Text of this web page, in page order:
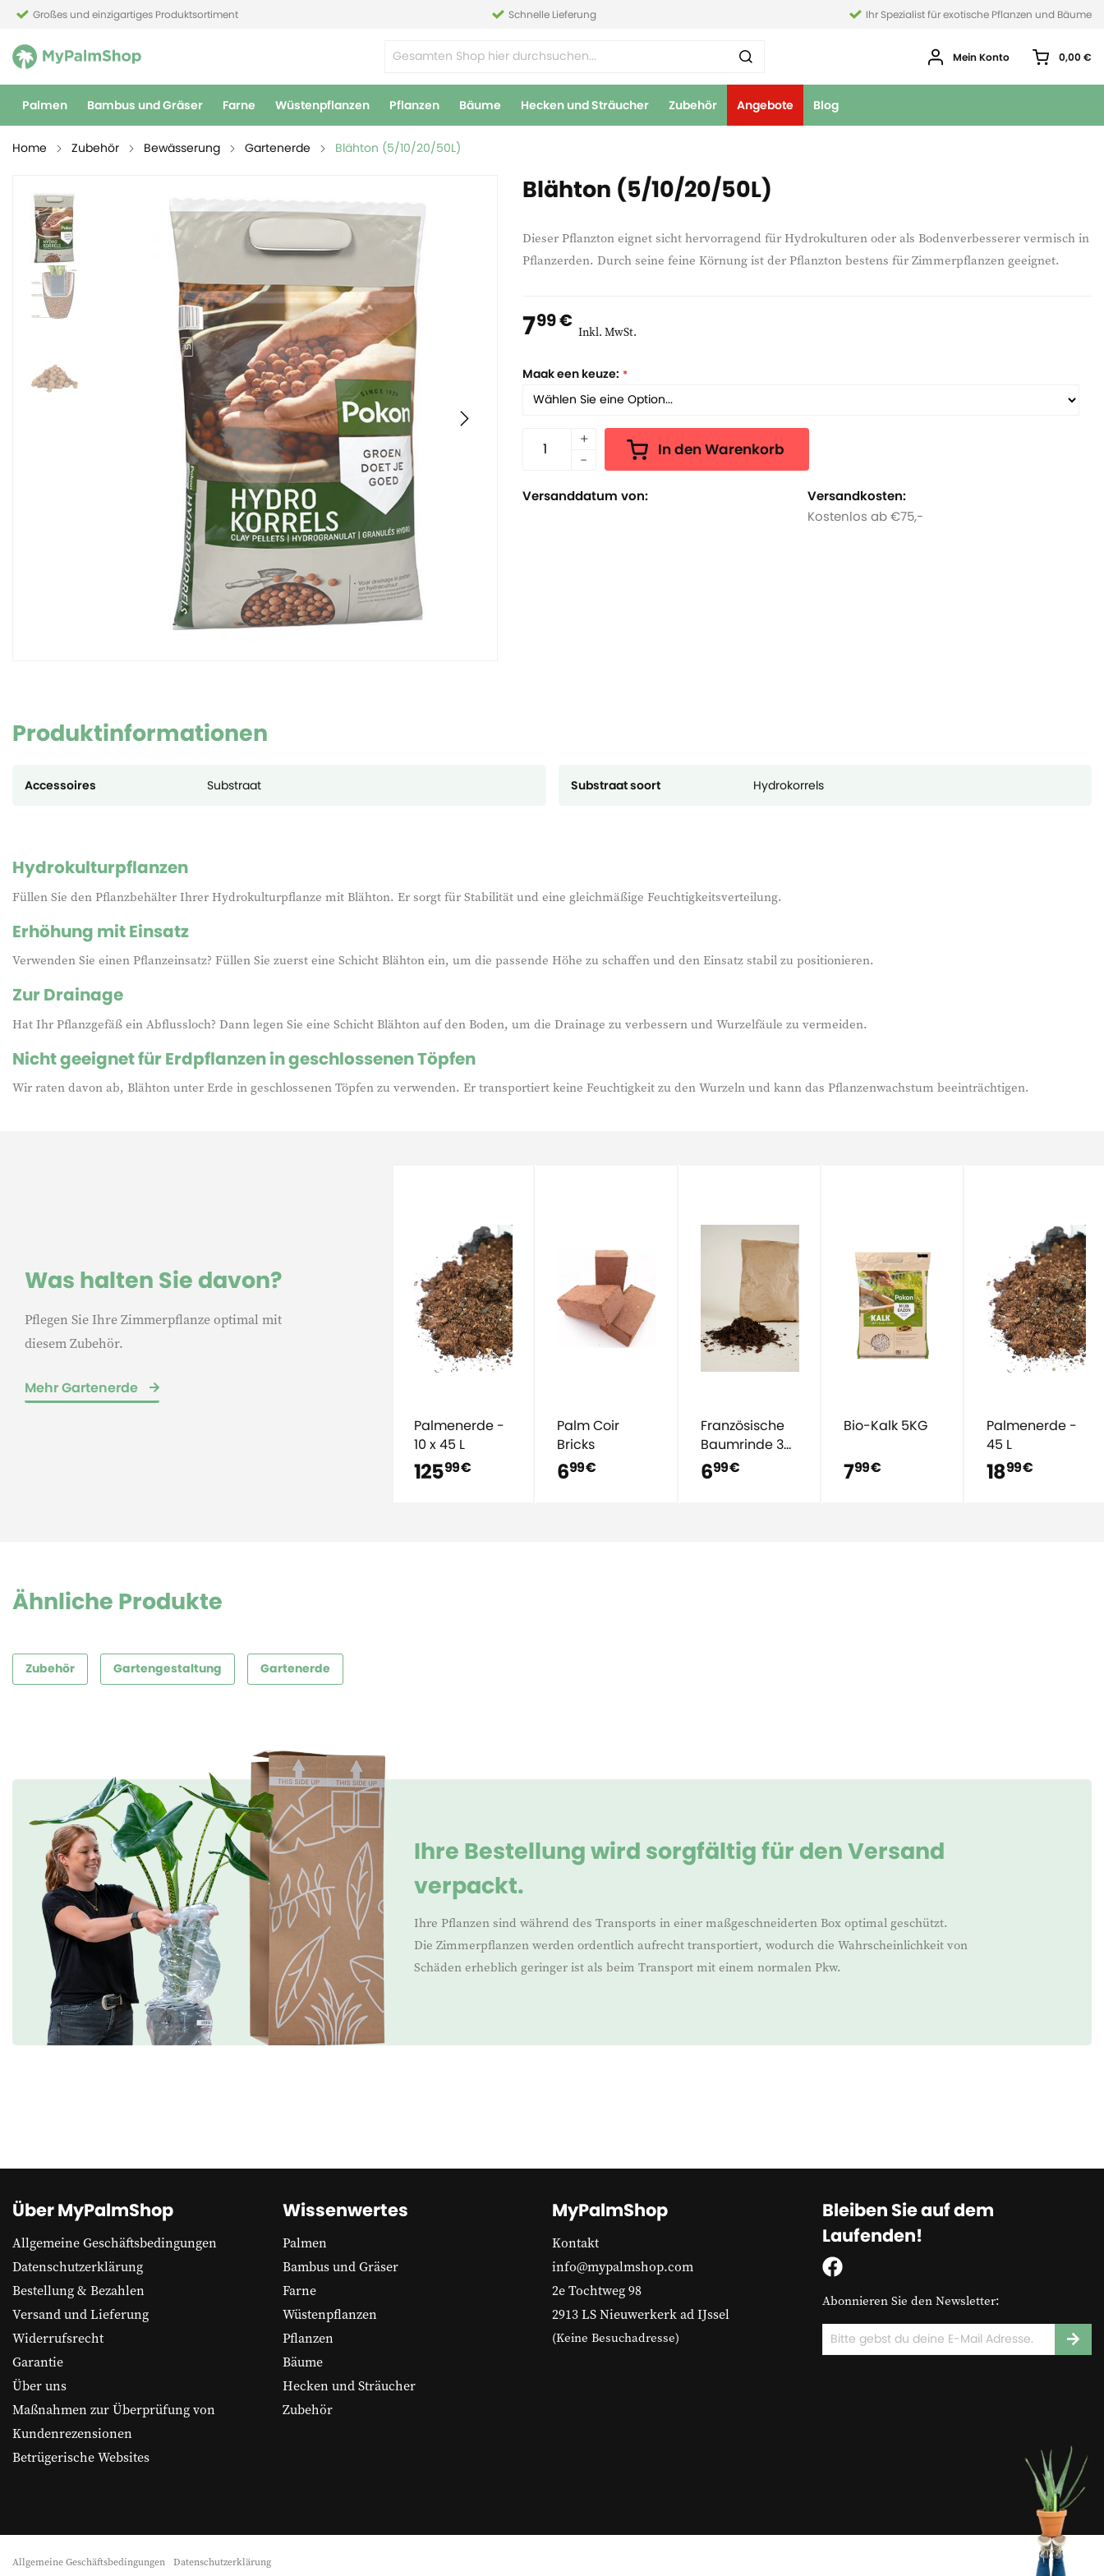
Großes und einzigartiges Produktsortiment Schnelle Lieferung Ihr Spezialist für exotische Pflanzen und Bäume
Mein Konto 0,00 €
Palmen Bambus und Gräser Farne Wüstenpflanzen Pflanzen Bäume Hecken und Sträucher Zubehör Angebote Blog
Home Zubehör Bewässerung Gartenerde Blähton (5/10/20/50L)
Blähton (5/10/20/50L)
Dieser Pflanzton eignet sicht hervorragend für Hydrokulturen oder als Bodenverbesserer vermisch in
Pflanzerden. Durch seine feine Körnung ist der Pflanzton bestens für Zimmerpflanzen geeignet.
799 € Inkl. MwSt.
Maak een keuze:
In den Warenkorb
Versanddatum von:
Versandkosten:
Kostenlos ab €75,-
Produktinformationen
Accessoires Substraat Substraat soort Hydrokorrels
Was halten Sie davon?
Pflegen Sie Ihre Zimmerpflanze optimal mit
diesem Zubehör.
Mehr Gartenerde
Palmenerde -
10 x 45 L
12599 €
Palm Coir
Bricks
699 €
Französische
Baumrinde 3
Liter
699 €
Bio-Kalk 5KG
799 €
Palmenerde -
45 L
1899 €
Ähnliche Produkte
Zubehör Gartengestaltung Gartenerde
Hydrokulturpflanzen
Füllen Sie den Pflanzbehälter Ihrer Hydrokulturpflanze mit Blähton. Er sorgt für Stabilität und eine gleichmäßige Feuchtigkeitsverteilung.
Erhöhung mit Einsatz
Verwenden Sie einen Pflanzeinsatz? Füllen Sie zuerst eine Schicht Blähton ein, um die passende Höhe zu schaffen und den Einsatz stabil zu positionieren.
Zur Drainage
Hat Ihr Pflanzgefäß ein Abflussloch? Dann legen Sie eine Schicht Blähton auf den Boden, um die Drainage zu verbessern und Wurzelfäule zu vermeiden.
Nicht geeignet für Erdpflanzen in geschlossenen Töpfen
Wir raten davon ab, Blähton unter Erde in geschlossenen Töpfen zu verwenden. Er transportiert keine Feuchtigkeit zu den Wurzeln und kann das Pflanzenwachstum beeinträchtigen.
Ihre Bestellung wird sorgfältig für den Versand
verpackt.
Ihre Pflanzen sind während des Transports in einer maßgeschneiderten Box optimal geschützt.
Die Zimmerpflanzen werden ordentlich aufrecht transportiert, wodurch die Wahrscheinlichkeit von
Schäden erheblich geringer ist als beim Transport mit einem normalen Pkw.
Über MyPalmShop
Allgemeine Geschäftsbedingungen
Datenschutzerklärung
Bestellung & Bezahlen
Versand und Lieferung
Widerrufsrecht
Garantie
Über uns
Maßnahmen zur Überprüfung von
Kundenrezensionen
Betrügerische Websites
Wissenwertes
Palmen
Bambus und Gräser
Farne
Wüstenpflanzen
Pflanzen
Bäume
Hecken und Sträucher
Zubehör
MyPalmShop
Kontakt
info@mypalmshop.com
2e Tochtweg 98
2913 LS Nieuwerkerk ad IJssel
(Keine Besuchadresse)
Bleiben Sie auf dem
Laufenden!
Abonnieren Sie den Newsletter:
Allgemeine Geschäftsbedingungen Datenschutzerklärung